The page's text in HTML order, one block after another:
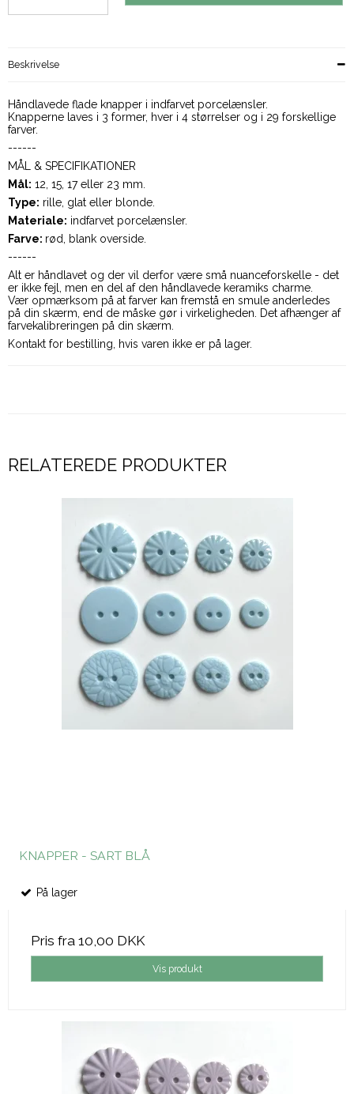
Beskrivelse
Håndlavede flade knapper i indfarvet porcelænsler.
Knapperne laves i 3 former, hver i 4 størrelser og i 29 forskellige
farver.
------
MÅL & SPECIFIKATIONER
Mål: 12, 15, 17 eller 23 mm.
Type: rille, glat eller blonde.
Materiale: indfarvet porcelænsler.
Farve: rød, blank overside.
------
Alt er håndlavet og der vil derfor være små nuanceforskelle - det
er ikke fejl, men en del af den håndlavede keramiks charme.
Vær opmærksom på at farver kan fremstå en smule anderledes
på din skærm, end de måske gør i virkeligheden. Det afhænger af
farvekalibreringen på din skærm.
Kontakt for bestilling, hvis varen ikke er på lager.
RELATEREDE PRODUKTER
KNAPPER - SART BLÅ
På lager
Pris fra 10,00 DKK
Vis produkt